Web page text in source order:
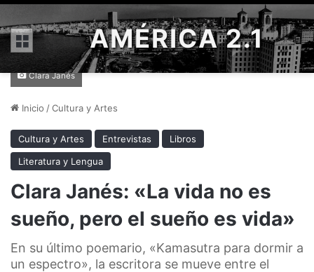
Menú AMÉRICA 2.1
Clara Janés
Inicio /Cultura y Artes
Cultura y Artes Entrevistas
Libros
Literatura y Lengua
Clara Janés: «La vida no es
sueño, pero el sueño es vida»
En su último poemario, «Kamasutra para dormir a
un espectro», la escritora se mueve entre el